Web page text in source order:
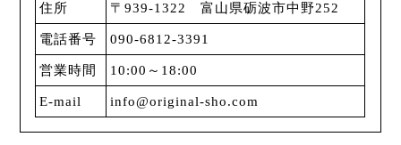
住所 〒939-1322 富山県砺波市中野252
電話番号 090-6812-3391
営業時間 10:00～18:00
E-mail info@original-sho.com